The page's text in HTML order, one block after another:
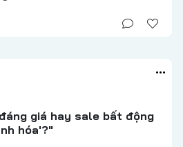
giá hay sale bất động
hóa'?"